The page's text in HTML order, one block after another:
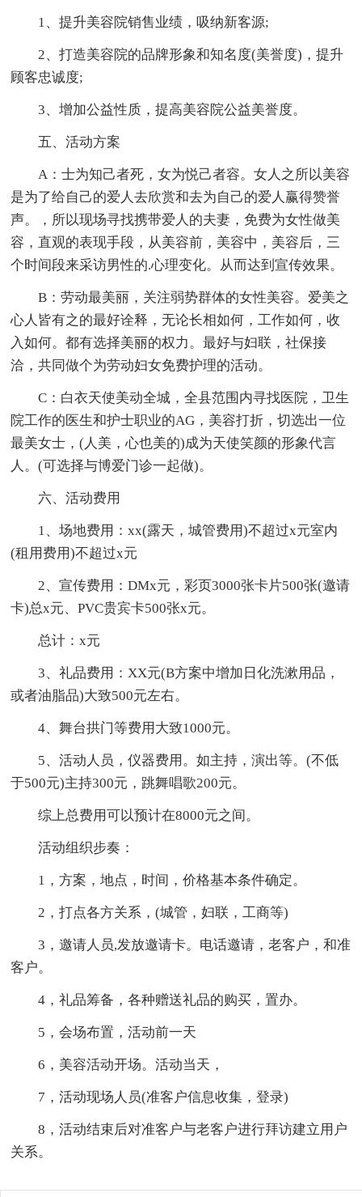
1、提升美容院销售业绩，吸纳新客源;
2、打造美容院的品牌形象和知名度(美誉度)，提升
顾客忠诚度;
3、增加公益性质，提高美容院公益美誉度。
五、活动方案
A：士为知己者死，女为悦己者容。女人之所以美容
是为了给自己的爱人去欣赏和去为自己的爱人赢得赞誉
声。，所以现场寻找携带爱人的夫妻，免费为女性做美
容，直观的表现手段，从美容前，美容中，美容后，三
个时间段来采访男性的.心理变化。从而达到宣传效果。
B：劳动最美丽，关注弱势群体的女性美容。爱美之
心人皆有之的最好诠释，无论长相如何，工作如何，收
入如何。都有选择美丽的权力。最好与妇联，社保接
洽，共同做个为劳动妇女免费护理的活动。
C：白衣天使美动全城，全县范围内寻找医院，卫生
院工作的医生和护士职业的AG，美容打折，切选出一位
最美女士，(人美，心也美的)成为天使笑颜的形象代言
人。(可选择与博爱门诊一起做)。
六、活动费用
1、场地费用：xx(露天，城管费用)不超过x元室内
(租用费用)不超过x元
2、宣传费用：DMx元，彩页3000张卡片500张(邀请
卡)总x元、PVC贵宾卡500张x元。
总计：x元
3、礼品费用：XX元(B方案中增加日化洗漱用品，
或者油脂品)大致500元左右。
4、舞台拱门等费用大致1000元。
5、活动人员，仪器费用。如主持，演出等。(不低
于500元)主持300元，跳舞唱歌200元。
综上总费用可以预计在8000元之间。
活动组织步奏：
1，方案，地点，时间，价格基本条件确定。
2，打点各方关系，(城管，妇联，工商等)
3，邀请人员,发放邀请卡。电话邀请，老客户，和准
客户。
4，礼品筹备，各种赠送礼品的购买，置办。
5，会场布置，活动前一天
6，美容活动开场。活动当天，
7，活动现场人员(准客户信息收集，登录)
8，活动结束后对准客户与老客户进行拜访建立用户
关系。